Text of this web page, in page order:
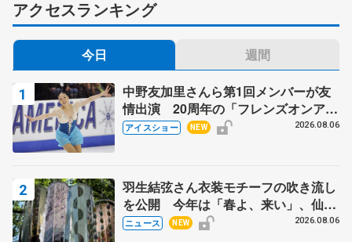
アクセスランキング
今日 週間
中野友加里さんら第1回メンバーが友
情出演 20周年の「フレンズオンアイ
ス」 宮本賢二さん、有川梨絵さん、
アイスショー NEW 2026.08.06
羽生結弦さん衣装モチーフの吹き流し
を公開 今年は「春よ、来い」、仙台
の瑞鳳殿
ニュース NEW 2026.08.06